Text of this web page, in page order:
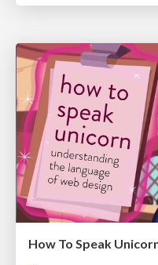
How To Speak